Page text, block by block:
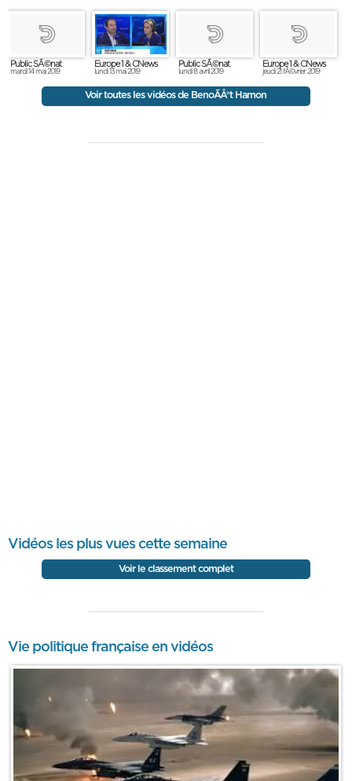
Public SÃ©nat
mardi 14 mai 2019
Europe 1 & CNews
lundi 13 mai 2019
Public SÃ©nat
lundi 8 avril 2019
Europe 1 & CNews
jeudi 21 fÃ©vrier 2019
Voir toutes les vidéos de BenoÃÂ®t Hamon
Vidéos les plus vues cette semaine
Voir le classement complet
Vie politique française en vidéos